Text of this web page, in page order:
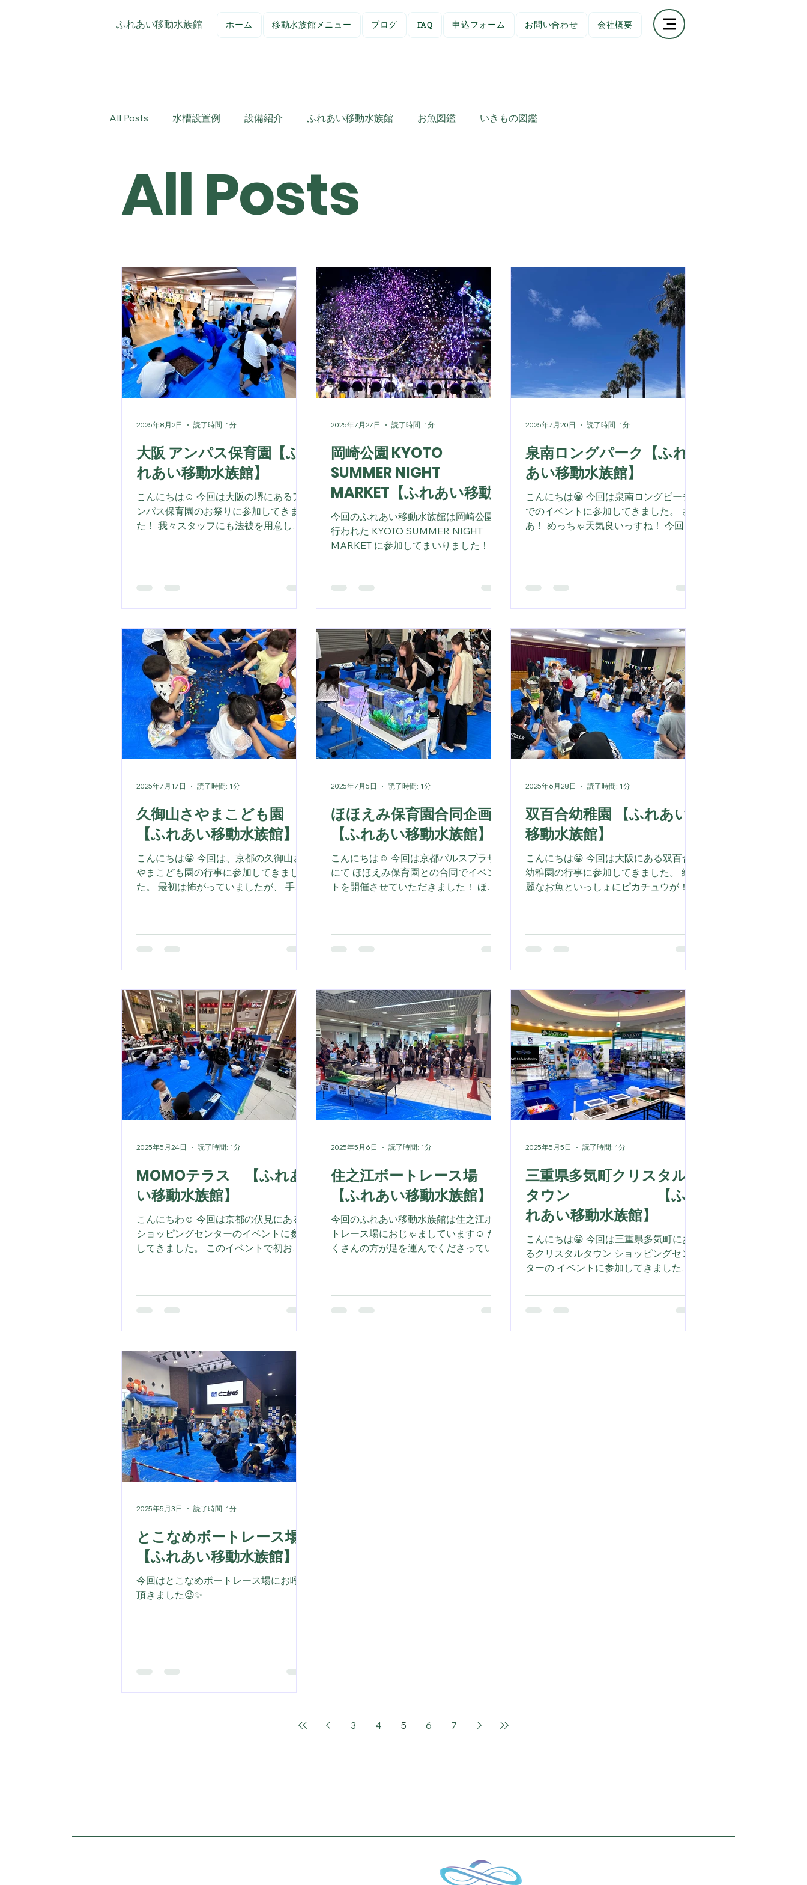
ふれあい移動水族館 ホーム 移動水族館メニュー ブログ FAQ 申込フォーム お問い合わせ 会社概要
All Posts 水槽設置例 設備紹介 ふれあい移動水族館 お魚図鑑 いきもの図鑑
All Posts
大阪 アンパス保育園【ふ
れあい移動水族館】
こんにちは☺️ 今回は大阪の堺にあるア
ンパス保育園のお祭りに参加してきまし
た！ 我々スタッフにも法被を用意して
や、魚釣りゲームで夏祭りを演出させて
でもらえました！ 「ウチの保育園でも
開催したい！」「イベントの目玉を探し
ている」という担当者様、 ぜひお気軽
にお問い合わせ下さい。 季節に合わせ
たプランをご提案いたします！
2025年8月2日 読了時間: 1分
岡崎公園 KYOTO
SUMMER NIGHT
MARKET【ふれあい移動
水族館】
今回のふれあい移動水族館は岡崎公園で
行われた KYOTO SUMMER NIGHT
MARKET に参加してまいりました！
2025年7月27日 読了時間: 1分
泉南ロングパーク【ふれ
あい移動水族館】
こんにちは😀 今回は泉南ロングビーチ
でのイベントに参加してきました。 さ
あ！ めっちゃ天気良いっすね！ 今回、
テント張って 水槽に連れてきたお魚た
と、持ってきた海水や淡水の温度を合わ
せます。 30分ほど慣らした後、お魚の
袋を開きます。 日光で温度が上がりす
ぎないように水槽に簾を被せて、 爬虫
類たちも日除けの幕をかぶってますね。
あとはバナーを張って、イベント開始と
お客さんを待ちます。 良い天気に恵ま
れて、お客さんもノリのいい方ばかりで
とても楽しいイベントになりました！
ご予算に合わせて最良のプランをご提案
させていただきます！ お気軽にお問い
2025年7月20日 読了時間: 1分
久御山さやまこども園
【ふれあい移動水族館】
こんにちは😀 今回は、京都の久御山さ
やまこども園の行事に参加してきまし
た。 最初は怖がっていましたが、 手を
達は夢中になっていました！ はじめて
くり動くカメをジッとみつめる子ども達
が、 とても可愛かったです！ 今回もた
くさんの方に喜んでいただき、私たちも
たくさんの元気を頂けました！ ふれあ
い移動水族館についてのご相談やお見積
りなど、ぜひお気軽にお問い合わせくだ
さい🐠
2025年7月17日 読了時間: 1分
ほほえみ保育園合同企画
【ふれあい移動水族館】
こんにちは☺️ 今回は京都パルスプラザ
にて ほほえみ保育園との合同でイベン
トを開催させていただきました！ ほほ
ーナーなど、 私たちスタッフも全力で
ただいた皆様、 そして素晴らしい企画
を共に作り上げてくださったほほえみ保
育園の皆様、 ほんとうにありがとうご
ざいました！ これからも私たちは、生
き物たちと一緒にたくさんの笑顔を届け
にまいります！ ご予算に合わせて最良
のプランをご提案させていただきます！
お気軽にお問い合わせ下さい😊
2025年7月5日 読了時間: 1分
双百合幼稚園 【ふれあい
移動水族館】
こんにちは😀 今回は大阪にある双百合
幼稚園の行事に参加してきました。 綺
麗なお魚といっしょにピカチュウが！
しかけてくれたら盛り上がるかもね。
ヤドカリ。 男の子に大人気です。 はじ
めてのネコザメのタッチ！ 泣かずに上
手にできました。 貴重な体験にお父さ
んも大喜びでした！ 大きなリクガメに
ドキドキ！ 最後は勇気を出して撫でる
ことができました。 今回もたくさんの
笑顔を出会うことができました。 ふれ
あい移動水族館についてのご相談やお見
積りなど、ぜひお気軽にお問い合わせ下
さい😆🐠
2025年6月28日 読了時間: 1分
MOMOテラス 【ふれあ
い移動水族館】
こんにちわ☺️ 今回は京都の伏見にある
ショッピングセンターのイベントに参加
してきました。 このイベントで初お目
がデビュー戦だったんじゃないかな？
どんパワーアップして、 メニューが充
実してきていますよ☺️。 お祭りの定番
の金魚すくいや、大人気のドクターフィ
ッシュなど たくさんのメニューが揃っ
ています。 ご予算に合わせて最良のプ
ランをご提案させていただきます！ お
気軽にお問い合わせください😊 今回も
たくさんの子ども達に喜んでもらえまし
た。 ご来場いただきありがとう御座い
ました！
2025年5月24日 読了時間: 1分
住之江ボートレース場
【ふれあい移動水族館】
今回のふれあい移動水族館は住之江ボー
トレース場におじゃましています☺️ た
くさんの方が足を運んでくださっていま
2025年5月6日 読了時間: 1分
三重県多気町クリスタル
タウン 【ふ
れあい移動水族館】
こんにちは😀 今回は三重県多気町にあ
るクリスタルタウン ショッピングセン
ターの イベントに参加してきました。
最初は恐る恐る触ってた子も、最後はに
っこり笑顔でした。☺️ ウナギのタッチ
2025年5月5日 読了時間: 1分
とこなめボートレース場
【ふれあい移動水族館】
今回はとこなめボートレース場にお呼び
頂きました😉✨
2025年5月3日 読了時間: 1分
3 4 5 6 7